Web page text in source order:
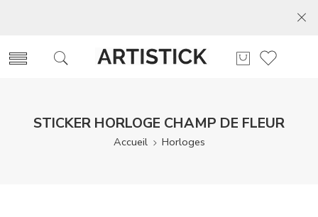
STICKER HORLOGE CHAMP DE FLEUR
Accueil Horloges